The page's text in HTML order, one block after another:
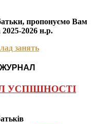
пропонуємо Вам
2025-2026 н.р.
занять
УСПІШНОСТІ